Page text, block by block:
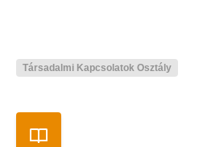
Társadalmi Kapcsolatok Osztály